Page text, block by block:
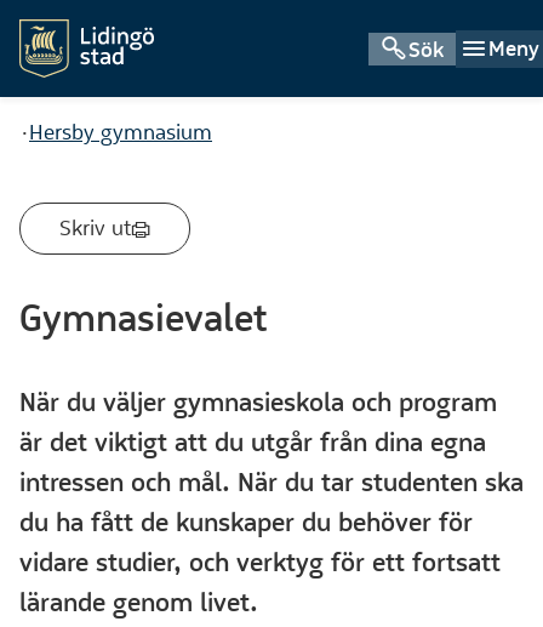
Sök Meny
Du är här:
Hersby gymnasium
Skriv ut
Gymnasievalet
När du väljer gymnasieskola och program
är det viktigt att du utgår från dina egna
intressen och mål. När du tar studenten ska
du ha fått de kunskaper du behöver för
vidare studier, och verktyg för ett fortsatt
lärande genom livet.